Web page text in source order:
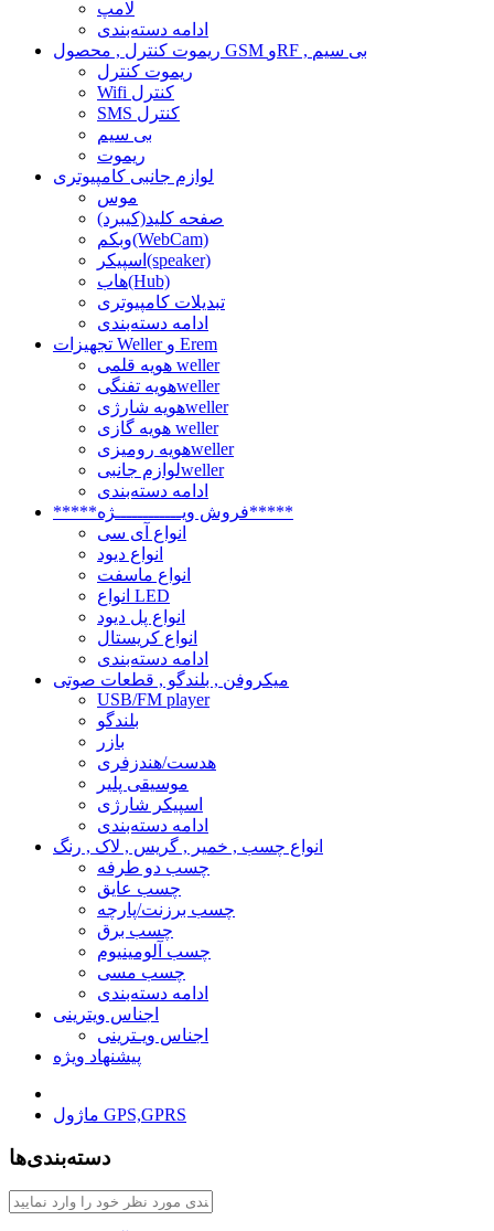
لامپ
ادامه دسته‌بندی
ریموت کنترل , محصول GSM وRF , بی سیم
ریموت کنترل
Wifi کنترل
SMS کنترل
بی سیم
ریموت
لوازم جانبی کامپیوتری
موس
صفحه کلید(کیبرد)
وبکم(WebCam)
اسپیکر(speaker)
هاب(Hub)
تبدیلات کامپیوتری
ادامه دسته‌بندی
تجهیزات Weller و Erem
هویه قلمی weller
هویه تفنگیweller
هویه شارژیweller
هویه گازی weller
هویه رومیزیweller
لوازم جانبیweller
ادامه دسته‌بندی
*****فروش ویــــــــــــژه*****
انواع آی سی
انواع دیود
انواع ماسفت
انواع LED
انواع پل دیود
انواع کریستال
ادامه دسته‌بندی
میکروفن , بلندگو , قطعات صوتی
USB/FM player
بلندگو
بازر
هدست/هندزفری
موسیقی پلیر
اسپیکر شارژی
ادامه دسته‌بندی
انواع چسب , خمیر , گریس , لاک , رنگ
چسب دو طرفه
چسب عایق
چسب برزنت/پارچه
چسب برق
چسب آلومینیوم
چسب مسی
ادامه دسته‌بندی
اجناس ویترینی
اجناس ویـترینی
پیشنهاد ویژه
ماژول GPS,GPRS
دسته‌بندی‌ها